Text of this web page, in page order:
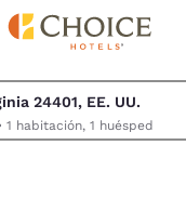
24401, EE. UU.
1 habitación, 1 huésped
de Staunton, Virginia